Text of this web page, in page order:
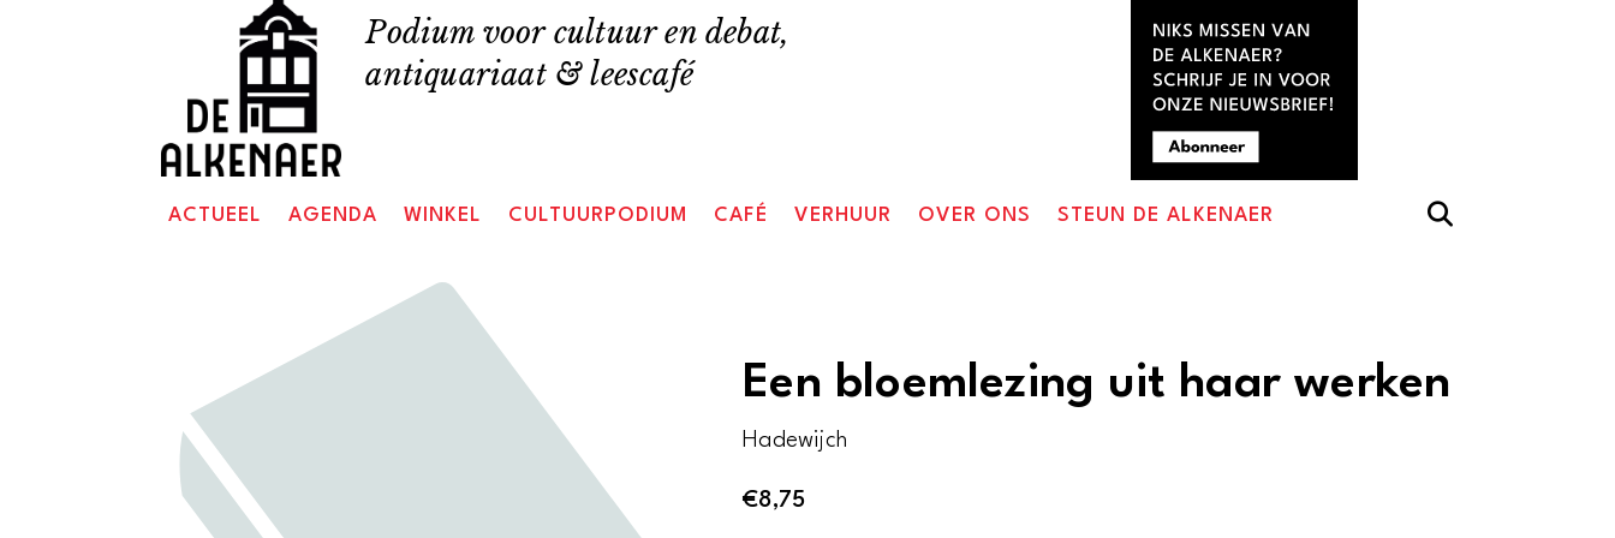
Podium voor cultuur en debat,
antiquariaat & leescafé
ACTUEEL AGENDA WINKEL CULTUURPODIUM CAFÉ VERHUUR OVER ONS STEUN DE ALKENAER
Een bloemlezing uit haar werken
Hadewijch
€8,75